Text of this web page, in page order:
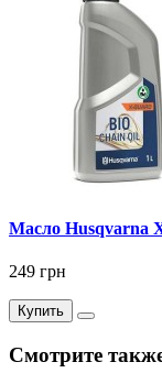
Масло Husqvarna
249 грн
Купить
Смотрите